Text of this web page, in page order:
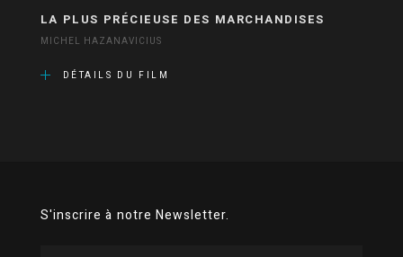
LA PLUS PRÉCIEUSE DES MARCHANDISES
MICHEL HAZANAVICIUS
DÉTAILS DU FILM
S'inscrire à notre Newsletter.